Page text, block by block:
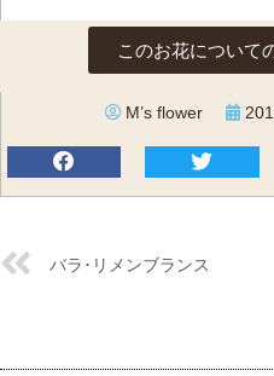
このお花について
M’s flower
バラ･リメンブランス